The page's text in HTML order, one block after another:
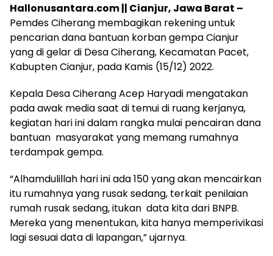
Hallonusantara.com|| Cianjur, Jawa Barat –
Pemdes Ciherang membagikan rekening untuk
pencarian dana bantuan korban gempa Cianjur
yang di gelar di Desa Ciherang, Kecamatan Pacet,
Kabupten Cianjur, pada Kamis (15/12) 2022.
Kepala Desa Ciherang Acep Haryadi mengatakan
pada awak media saat di temui di ruang kerjanya,
kegiatan hari ini dalam rangka mulai pencairan dana
bantuan masyarakat yang memang rumahnya
terdampak gempa.
“Alhamdulillah hari ini ada 150 yang akan mencairkan
itu rumahnya yang rusak sedang, terkait penilaian
rumah rusak sedang, itukan data kita dari BNPB.
Mereka yang menentukan, kita hanya memperivikasi
lagi sesuai data di lapangan,” ujarnya.